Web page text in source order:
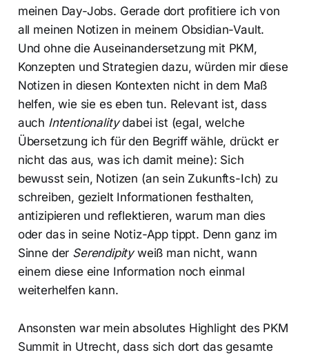
meinen Day-Jobs. Gerade dort profitiere ich von
all meinen Notizen in meinem Obsidian-Vault.
Und ohne die Auseinandersetzung mit PKM,
Konzepten und Strategien dazu, würden mir diese
Notizen in diesen Kontexten nicht in dem Maß
helfen, wie sie es eben tun. Relevant ist, dass
auch Intentionalitydabei ist (egal, welche
Übersetzung ich für den Begriff wähle, drückt er
nicht das aus, was ich damit meine): Sich
bewusst sein, Notizen (an sein Zukunfts-Ich) zu
schreiben, gezielt Informationen festhalten,
antizipieren und reflektieren, warum man dies
oder das in seine Notiz-App tippt. Denn ganz im
Sinne der Serendipityweiß man nicht, wann
einem diese eine Information noch einmal
weiterhelfen kann.
Ansonsten war mein absolutes Highlight des PKM
Summit in Utrecht, dass sich dort das gesamte